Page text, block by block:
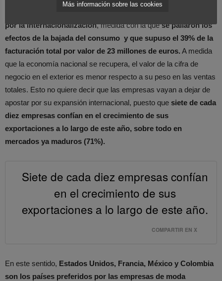
por la internacionalización, medida con la quese paliaron los
efectos de la bajada del consumo y que supuso el 39% de la
facturación total por valor de 23 millones de euros. A medida
que la economía nacional se recupera, el valor de la cifra de
negocio en el exterior es menor respecto a su peso en las ventas
totales. Esto no quiere decir que las empresas vayan a dejar de
apostar por su expansión internacional, puesto que siete de cada
diez empresas confían en el crecimiento de sus
exportaciones a lo largo de este año, sobre todo en
mercados ya maduros (71%).
Siete de cada diez empresas confían
en el crecimiento de sus
exportaciones a lo largo de este año.
COMPARTIR EN X
En este sentido, Estados Unidos, Francia, México y Colombia
son los países preferidos por las empresas de moda
Más información sobre las cookies